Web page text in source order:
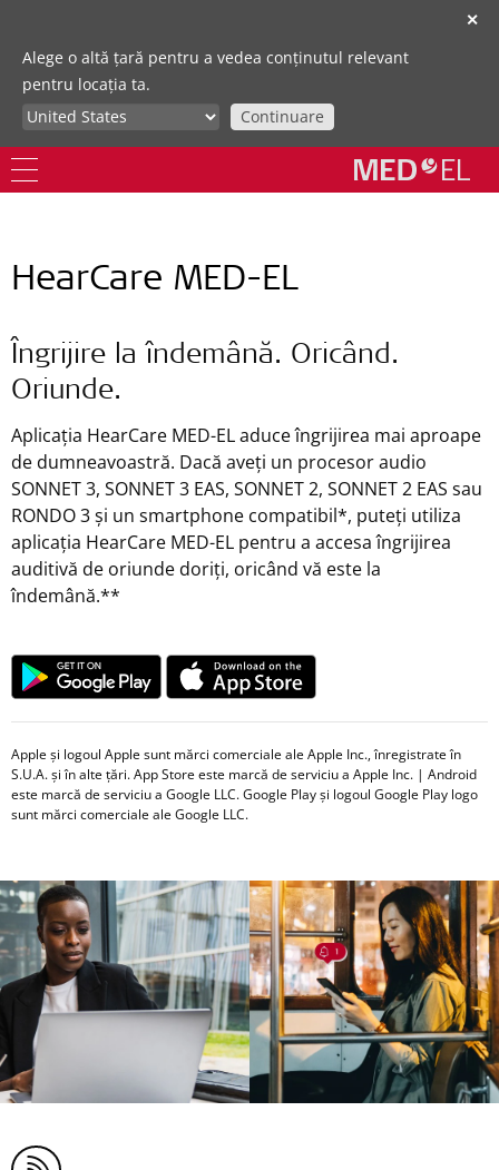
✕
Alege o altă țară pentru a vedea conținutul relevant
pentru locația ta.
Continuare
HearCare MED-EL
Îngrijire la îndemână. Oricând.
Oriunde.
Aplicația HearCare MED-EL aduce îngrijirea mai aproape
de dumneavoastră. Dacă aveți un procesor audio
SONNET 3, SONNET 3 EAS, SONNET 2, SONNET 2 EAS sau
RONDO 3 și un smartphone compatibil*, puteți utiliza
aplicația HearCare MED-EL pentru a accesa îngrijirea
auditivă de oriunde doriți, oricând vă este la
îndemână.**
Apple și logoul Apple sunt mărci comerciale ale Apple Inc., înregistrate în
S.U.A. și în alte țări. App Store este marcă de serviciu a Apple Inc. | Android
este marcă de serviciu a Google LLC. Google Play și logoul Google Play logo
sunt mărci comerciale ale Google LLC.